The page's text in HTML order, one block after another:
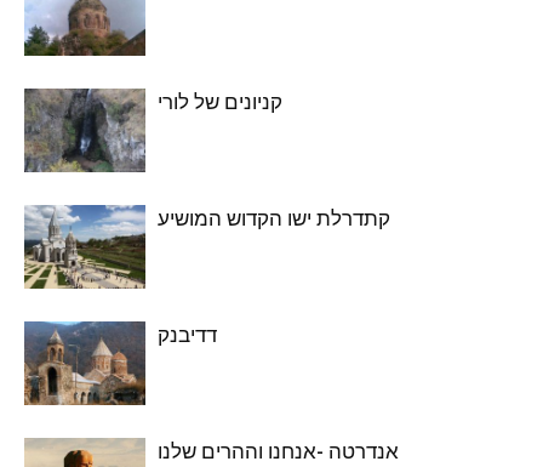
קניונים של לורי
קתדרלת ישו הקדוש המושיע
דדיבנק
אנדרטה -אנחנו וההרים שלנו